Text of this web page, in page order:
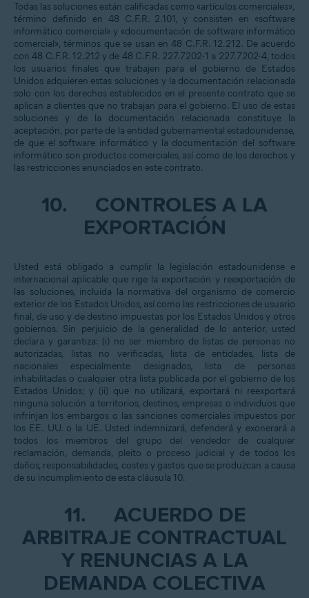
Todas las soluciones están calificadas como «artículos comerciales»,
término definido en 48 C.F.R. 2.101, y consisten en «software
informático comercial» y «documentación de software informático
comercial», términos que se usan en 48 C.F.R. 12.212. De acuerdo
con 48 C.F.R. 12.212 y de 48 C.F.R. 227.7202-1 a 227.7202-4, todos
los usuarios finales que trabajen para el gobierno de Estados
Unidos adquieren estas soluciones y la documentación relacionada
solo con los derechos establecidos en el presente contrato que se
aplican a clientes que no trabajan para el gobierno. El uso de estas
soluciones y de la documentación relacionada constituye la
aceptación, por parte de la entidad gubernamental estadounidense,
de que el software informático y la documentación del software
informático son productos comerciales, así como de los derechos y
las restricciones enunciados en este contrato.
10.
CONTROLES A LA
EXPORTACIÓN
Usted está obligado a cumplir la legislación estadounidense e
internacional aplicable que rige la exportación y reexportación de
las soluciones, incluida la normativa del organismo de comercio
exterior de los Estados Unidos, así como las restricciones de usuario
final, de uso y de destino impuestas por los Estados Unidos y otros
gobiernos. Sin perjuicio de la generalidad de lo anterior, usted
declara y garantiza: (i) no ser miembro de listas de personas no
autorizadas, listas no verificadas, lista de entidades, lista de
nacionales especialmente designados, lista de personas
inhabilitadas o cualquier otra lista publicada por el gobierno de los
Estados Unidos; y (ii) que no utilizará, exportará ni reexportará
ninguna solución a territorios, destinos, empresas o individuos que
infrinjan los embargos o las sanciones comerciales impuestos por
los EE. UU. o la UE. Usted indemnizará, defenderá y exonerará a
todos los miembros del grupo del vendedor de cualquier
reclamación, demanda, pleito o proceso judicial y de todos los
daños, responsabilidades, costes y gastos que se produzcan a causa
de su incumplimiento de esta cláusula 10.
11.
ACUERDO DE
ARBITRAJE CONTRACTUAL
Y RENUNCIAS A LA
DEMANDA COLECTIVA